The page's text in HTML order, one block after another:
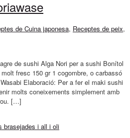
de Cuina japonesa, Receptes de peix,
de sushi Alga Nori per a sushi Bonítol
fresc 150 gr 1 cogombre, o carbassó
Elaboració: Per a fer el maki sushi
molts coneixements simplement amb
[…]